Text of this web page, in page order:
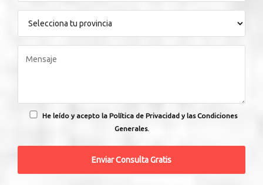
He leído y acepto la Política de Privacidad y las Condiciones
Generales.